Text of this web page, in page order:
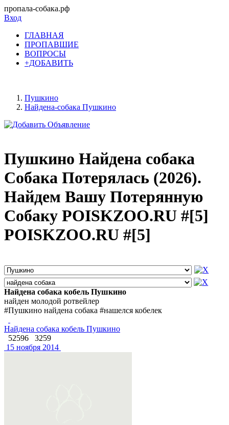
пропала-собака.рф
Вход
ГЛАВНАЯ
ПРОПАВШИЕ
ВОПРОСЫ
+ДОБАВИТЬ
Пушкино
Найдена-собака Пушкино
Пушкино Найдена собака
Собака Потерялась (2026).
Найдем Вашу Потерянную
Собаку POISKZOO.RU #[5]
POISKZOO.RU #[5]
Найдена собака кобель Пушкино
найден молодой ротвейлер
#Пушкино найдена собака #нашелся кобелек
Найдена собака кобель Пушкино
52596
3259
15 ноября 2014